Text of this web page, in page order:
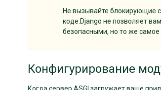
Не вызывайте блокирующие
коде.Django не позволяет
безопасными, но то же
Конфигурирование